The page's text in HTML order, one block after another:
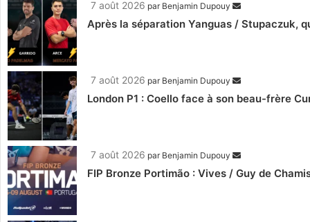
7 août 2026 par Benjamin Dupouy
Après la séparation Yanguas / Stupaczuk,
7 août 2026 par Benjamin Dupouy
London P1 : Coello face à son beau-frère
7 août 2026 par Benjamin Dupouy
FIP Bronze Portimão : Vives / Guy de